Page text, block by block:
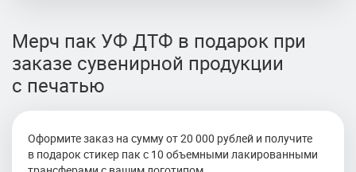
Мерч пак УФ ДТФ в подарок при
заказе сувенирной продукции
с печатью
Оформите заказ на сумму от 20 000 рублей и получите
в подарок стикер пак с 10 объемными лакированными